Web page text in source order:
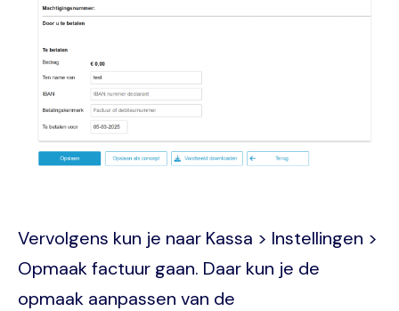
Vervolgens kun je naar Kassa > Instellingen >
Opmaak factuur gaan. Daar kun je de
opmaak aanpassen van de